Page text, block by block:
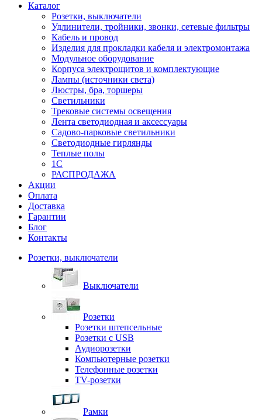
Каталог
Розетки, выключатели
Удлинители, тройники, звонки, сетевые фильтры
Кабель и провод
Изделия для прокладки кабеля и электромонтажа
Модульное оборудование
Корпуса электрощитов и комплектующие
Лампы (источники света)
Люстры, бра, торшеры
Светильники
Трековые системы освещения
Лента светодиодная и аксессуары
Садово-парковые светильники
Светодиодные гирлянды
Теплые полы
1С
РАСПРОДАЖА
Акции
Оплата
Доставка
Гарантии
Блог
Контакты
Розетки, выключатели
Выключатели
Розетки
Розетки штепсельные
Розетки с USB
Аудиорозетки
Компьютерные розетки
Телефонные розетки
TV-розетки
Рамки